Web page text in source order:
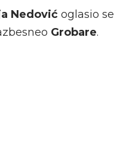
Nedović oglasio se
Grobare.